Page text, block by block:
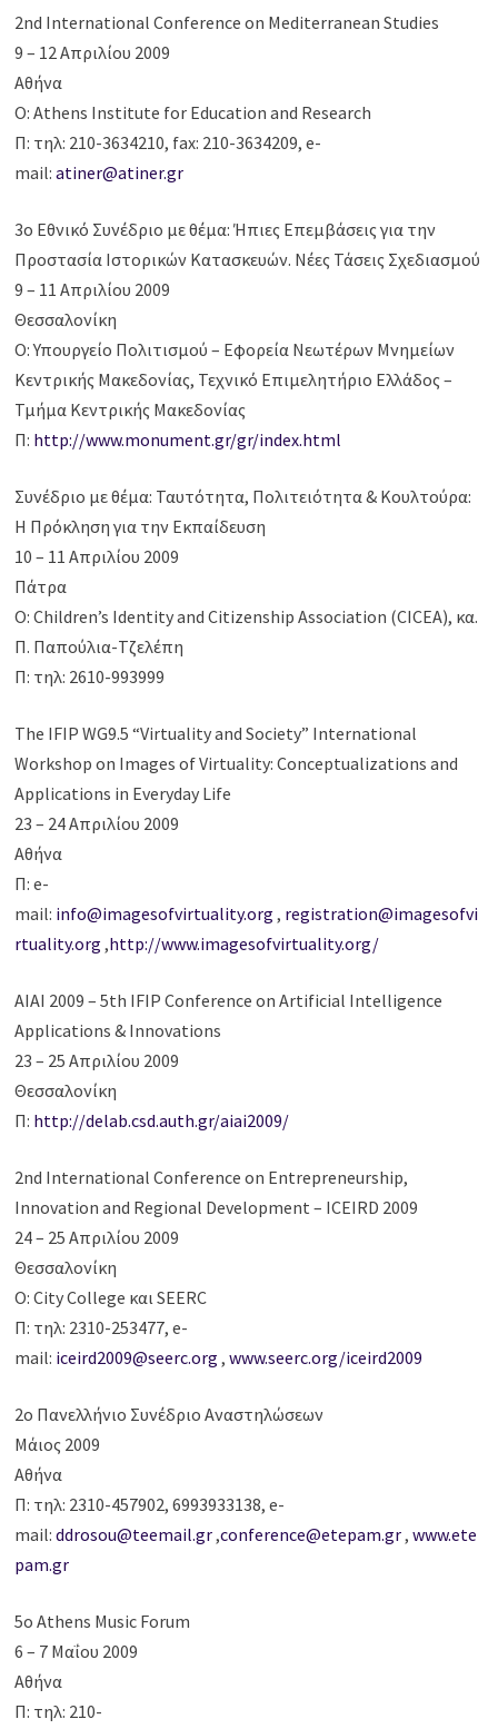
2nd International Conference on Mediterranean Studies
9 – 12 Απριλίου 2009
Αθήνα
Ο: Athens Institute for Education and Research
Π: τηλ: 210-3634210, fax: 210-3634209, e-
mail:atiner@atiner.gr
3ο Εθνικό Συνέδριο με θέμα: Ήπιες Επεμβάσεις για την
Προστασία Ιστορικών Κατασκευών. Νέες Τάσεις Σχεδιασμού
9 – 11 Απριλίου 2009
Θεσσαλονίκη
Ο: Υπουργείο Πολιτισμού – Εφορεία Νεωτέρων Μνημείων
Κεντρικής Μακεδονίας, Τεχνικό Επιμελητήριο Ελλάδος –
Τμήμα Κεντρικής Μακεδονίας
Π: http://www.monument.gr/gr/index.html
Συνέδριο με θέμα: Ταυτότητα, Πολιτειότητα & Κουλτούρα:
Η Πρόκληση για την Εκπαίδευση
10 – 11 Απριλίου 2009
Πάτρα
Ο: Children’s Identity and Citizenship Association (CICEA), κα.
Π. Παπούλια-Τζελέπη
Π: τηλ: 2610-993999
The IFIP WG9.5 “Virtuality and Society” International
Workshop on Images of Virtuality: Conceptualizations and
Applications in Everyday Life
23 – 24 Απριλίου 2009
Αθήνα
Π: e-
mail: info@imagesofvirtuality.org , registration@imagesofvi
rtuality.org ,http://www.imagesofvirtuality.org/
AIAI 2009 – 5th IFIP Conference on Artificial Intelligence
Applications & Innovations
23 – 25 Απριλίου 2009
Θεσσαλονίκη
Π: http://delab.csd.auth.gr/aiai2009/
2nd International Conference on Entrepreneurship,
Innovation and Regional Development – ICEIRD 2009
24 – 25 Απριλίου 2009
Θεσσαλονίκη
Ο: City College και SEERC
Π: τηλ: 2310-253477, e-
mail: iceird2009@seerc.org ,www.seerc.org/iceird2009
2ο Πανελλήνιο Συνέδριο Αναστηλώσεων
Μάιος 2009
Αθήνα
Π: τηλ: 2310-457902, 6993933138, e-
mail:ddrosou@teemail.gr,conference@etepam.gr,www.ete
pam.gr
5o Athens Music Forum
6 – 7 Μαΐου 2009
Αθήνα
Π: τηλ: 210-